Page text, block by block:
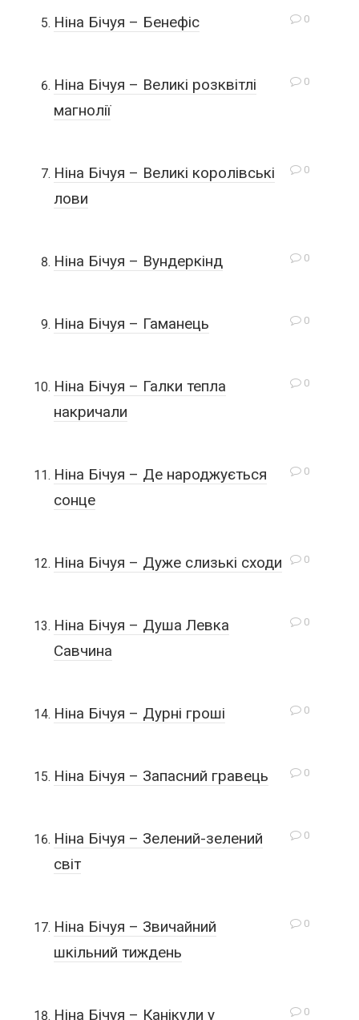
0
Ніна Бічуя – Бенефіс
0
Ніна Бічуя – Великі розквітлі
магнолії
0
Ніна Бічуя – Великі королівські
лови
0
Ніна Бічуя – Вундеркінд
0
Ніна Бічуя – Гаманець
0
Ніна Бічуя – Галки тепла
накричали
0
Ніна Бічуя – Де народжується
сонце
0
Ніна Бічуя – Дуже слизькі сходи
0
Ніна Бічуя – Душа Левка
Савчина
0
Ніна Бічуя – Дурні гроші
0
Ніна Бічуя – Запасний гравець
0
Ніна Бічуя – Зелений-зелений
світ
0
Ніна Бічуя – Звичайний
шкільний тиждень
0
Ніна Бічуя – Канікули у